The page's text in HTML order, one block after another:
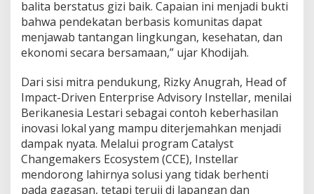
balita berstatus gizi baik. Capaian ini menjadi bukti
bahwa pendekatan berbasis komunitas dapat
menjawab tantangan lingkungan, kesehatan, dan
ekonomi secara bersamaan,” ujar Khodijah.
Dari sisi mitra pendukung, Rizky Anugrah, Head of
Impact-Driven Enterprise Advisory Instellar, menilai
Berikanesia Lestari sebagai contoh keberhasilan
inovasi lokal yang mampu diterjemahkan menjadi
dampak nyata. Melalui program Catalyst
Changemakers Ecosystem (CCE), Instellar
mendorong lahirnya solusi yang tidak berhenti
pada gagasan, tetapi teruji di lapangan dan